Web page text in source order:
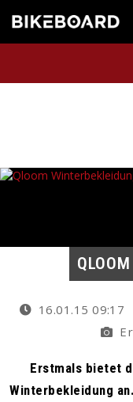
QLOOM
16.01.15 09:17
Erstmals bietet
Winterbekleidung